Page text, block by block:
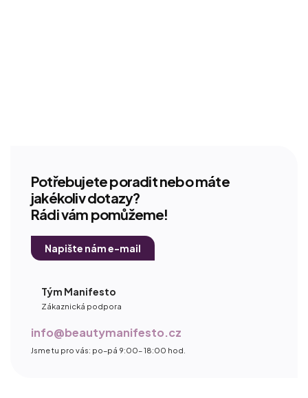
Potřebujete poradit nebo máte
jakékoliv dotazy?
Rádi vám pomůžeme!
Napište nám e-mail
Tým Manifesto
Zákaznická podpora
info@beautymanifesto.cz
Jsme tu pro vás: po–pá 9:00– 18:00 hod.